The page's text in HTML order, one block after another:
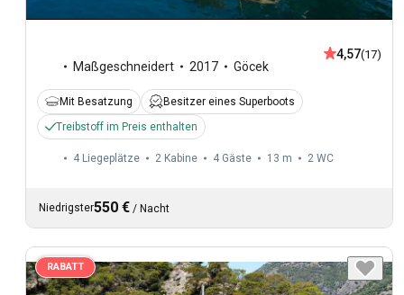
Maßgeschneidert 2017 Göcek
4,57(17)
Mit Besatzung
Besitzer eines Superboots
Treibstoff im Preis enthalten
4 Liegeplätze 2 Kabine 4 Gäste 13 m 2 WC
Niedrigster550 € / Nacht
RABATT